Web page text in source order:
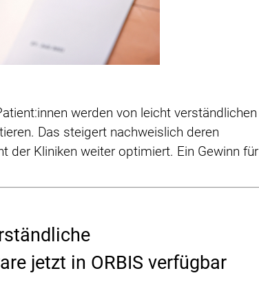
werden von leicht verständlichen
Das steigert nachweislich deren
der Kliniken weiter optimiert. Ein Gewinn für
jetzt in ORBIS verfügbar